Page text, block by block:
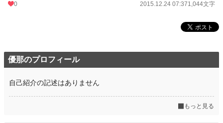
0 2015.12.24 07:371,044文字
優那のプロフィール
自己紹介の記述はありません
もっと見る